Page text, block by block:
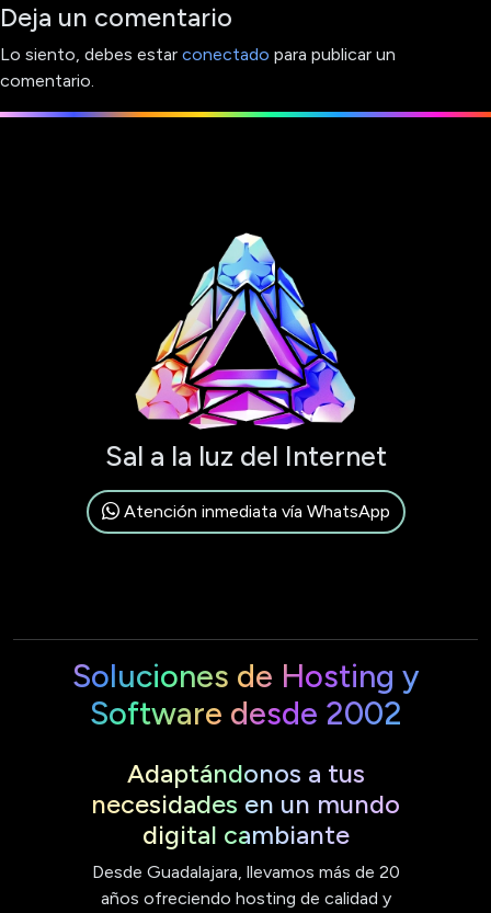
Deja un comentario
Lo siento, debes estar conectado para publicar un
comentario.
Sal a la luz del Internet
Atención inmediata vía WhatsApp
Soluciones de Hosting y
Software desde 2002
Adaptándonos a tus
necesidades en un mundo
digital cambiante
Desde Guadalajara, llevamos más de 20
años ofreciendo hosting de calidad y